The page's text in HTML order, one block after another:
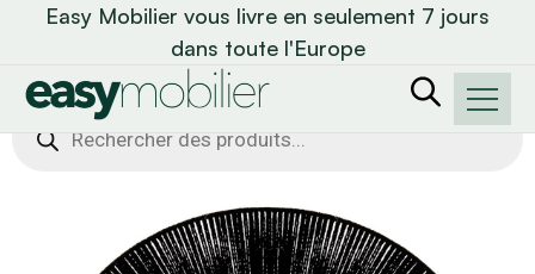
Easy Mobilier vous livre en seulement 7 jours
dans toute l'Europe
Recherche
de